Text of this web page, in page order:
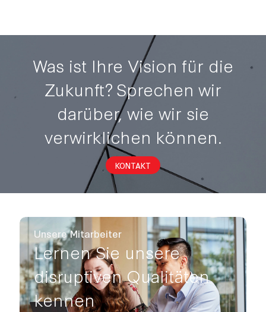
Was ist Ihre Vision für die
Zukunft?Sprechen wir
darüber, wie wir sie
verwirklichen können.
KONTAKT
Unsere Mitarbeiter
Lernen Sie unsere
disruptiven Qualitäten
kennen